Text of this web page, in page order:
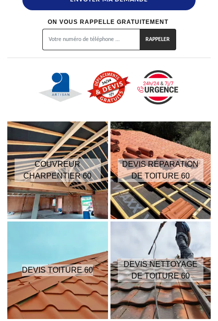
ON VOUS RAPPELLE GRATUITEMENT
COUVREUR
CHARPENTIER 60
DEVIS RÉPARATION
DE TOITURE 60
DEVIS TOITURE 60
DEVIS NETTOYAGE
DE TOITURE 60